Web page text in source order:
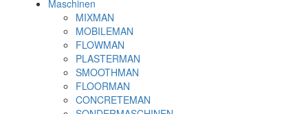
Maschinen
MIXMAN
MOBILEMAN
FLOWMAN
PLASTERMAN
SMOOTHMAN
FLOORMAN
CONCRETEMAN